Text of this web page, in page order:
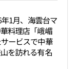
1月、海雲台マ
料理店「峨嵋
ービスで中華
を訪れる有名